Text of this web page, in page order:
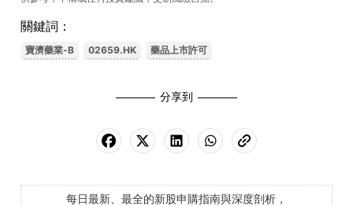
關鍵詞：
寶濟藥業-B 02659.HK 藥品上市許可
分享到
每日最新、最全的新股申購指南與深度剖析，